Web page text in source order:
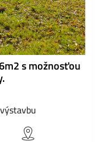
s možnosťou